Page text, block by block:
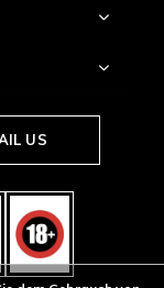
US